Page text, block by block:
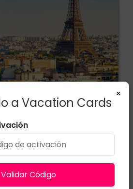
×
a Vacation Cards
Validar Código
París